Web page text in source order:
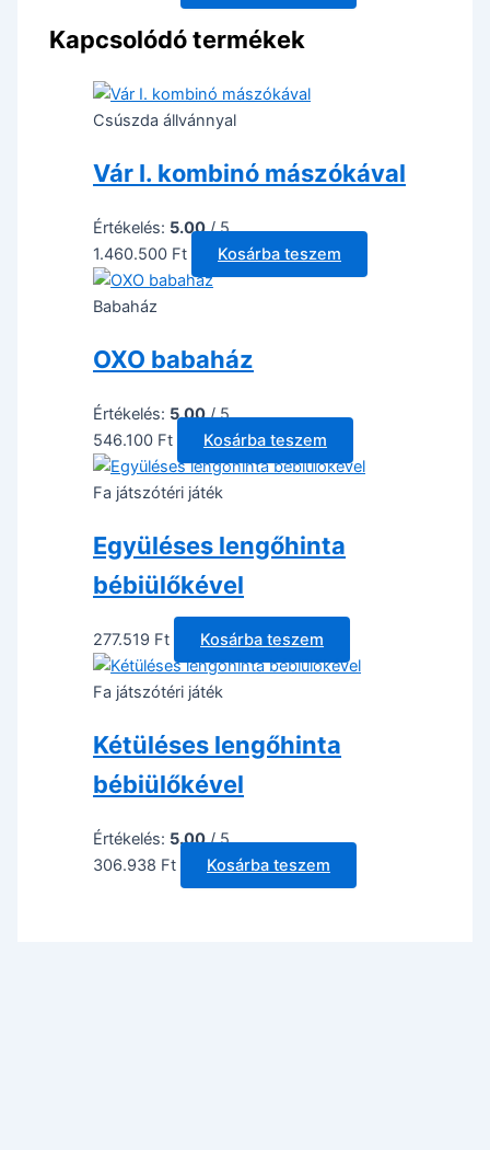
Kapcsolódó termékek
Csúszda állvánnyal
Vár I. kombinó mászókával
Értékelés: 5.00/ 5
1.460.500 Ft Kosárba teszem
Babaház
OXO babaház
Értékelés: 5.00/ 5
546.100 Ft Kosárba teszem
Fa játszótéri játék
Együléses lengőhinta
bébiülőkével
277.519 Ft Kosárba teszem
Fa játszótéri játék
Kétüléses lengőhinta
bébiülőkével
Értékelés: 5.00/ 5
306.938 Ft Kosárba teszem